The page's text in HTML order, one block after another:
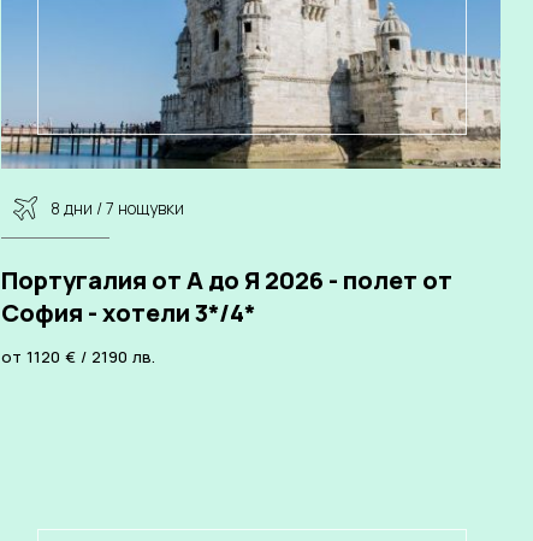
8 дни / 7 нощувки
Португалия от А до Я 2026 - полет от
София - хотели 3*/4*
от 1120 € / 2190 лв.